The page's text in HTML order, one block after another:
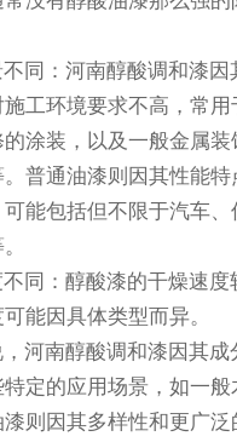
同：河南醇酸调和漆
工环境要求不高，常
涂装，以及一般金属
普通油漆则因其性能特
能包括但不限于汽车
同：醇酸漆的干燥速度
能因具体类型而异。
河南醇酸调和漆因其成
定的应用场景，如一
则因其多样性和更广